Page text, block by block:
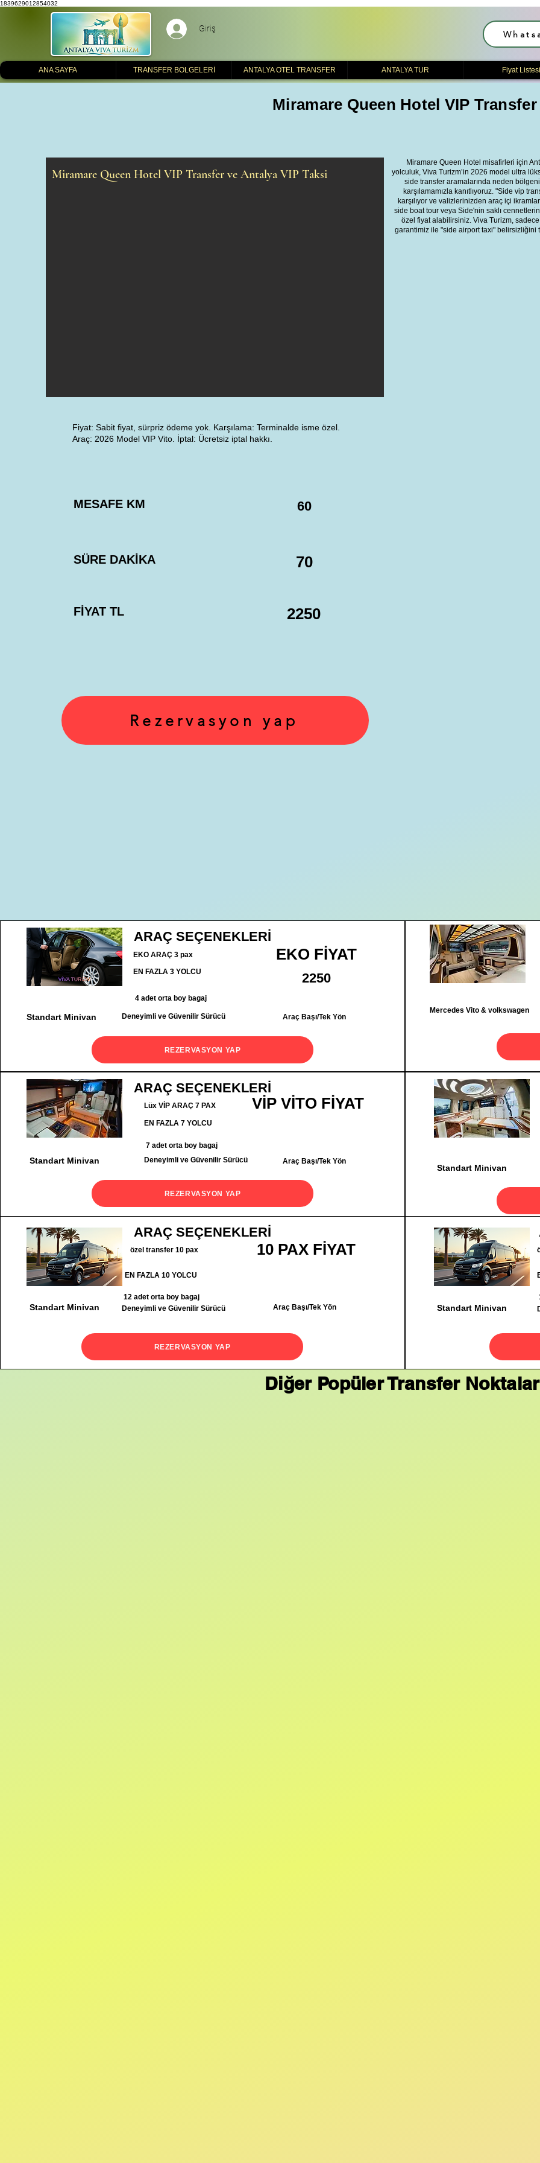
1839629012854032
Giriş
ANA SAYFA TRANSFER BOLGELERİ ANTALYA OTEL TRANSFER ANTALYA TUR Fiyat Listesi
Miramare Queen Hotel VIP Transfer
Miramare Queen Hotel VIP Transfer ve Antalya VIP Taksi
Fiyat: Sabit fiyat, sürpriz ödeme yok. Karşılama: Terminalde isme özel.
Araç: 2026 Model VIP Vito. İptal: Ücretsiz iptal hakkı.
MESAFE KM
SÜRE DAKİKA
FİYAT TL
60
70
2250
Miramare Queen Hotel misafirleri için
yolculuk, Viva Turizm’in 2026 model ultra
side transfer aramalarında neden
karşılamamızla kanıtlıyoruz. "Side vip
karşılıyor ve valizlerinizden araç içi
side boat tour veya Side'nin saklı
özel fiyat alabilirsiniz. Viva Turizm, sadece
garantimiz ile "side airport taxi" belirsizliğini
Rezervasyon yap
ARAÇ SEÇENEKLERİ
EKO ARAÇ 3 pax EKO FİYAT
EN FAZLA 3 YOLCU 2250
4 adet orta boy bagaj
Standart Minivan Deneyimli ve Güvenilir Sürücü Araç Başı/Tek Yön
REZERVASYON YAP
Mercedes Vito & volkswagen
ARAÇ SEÇENEKLERİ
Lüx VİP ARAÇ 7 PAX VİP VİTO FİYAT
EN FAZLA 7 YOLCU
7 adet orta boy bagaj
Standart Minivan Deneyimli ve Güvenilir Sürücü Araç Başı/Tek Yön
REZERVASYON YAP
Standart Minivan
ARAÇ SEÇENEKLERİ
özel transfer 10 pax 10 PAX FİYAT
EN FAZLA 10 YOLCU
12 adet orta boy bagaj
Standart Minivan Deneyimli ve Güvenilir Sürücü Araç Başı/Tek Yön
REZERVASYON YAP
Standart Minivan
Diğer Popüler Transfer